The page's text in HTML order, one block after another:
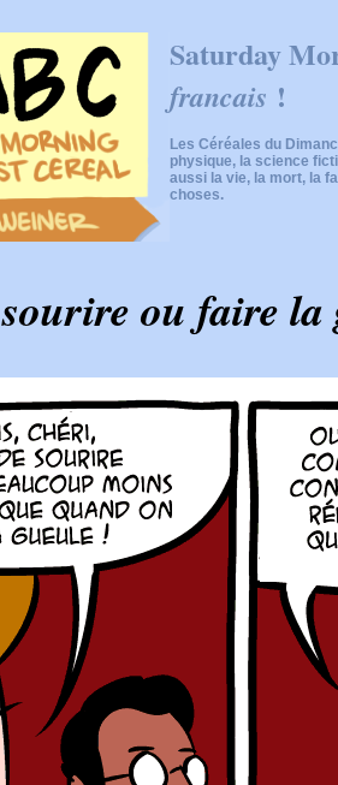
Saturday
francais !
Les Céréales du
physique, la science
aussi la vie, la mort, la
choses.
sourire ou faire la